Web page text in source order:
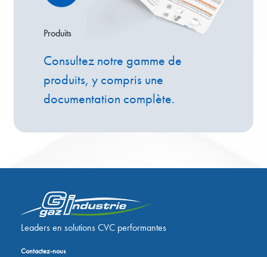
Produits
Consultez notre gamme de
produits, y compris une
documentation complète.
Leaders en solutions CVC performantes
Contactez-nous